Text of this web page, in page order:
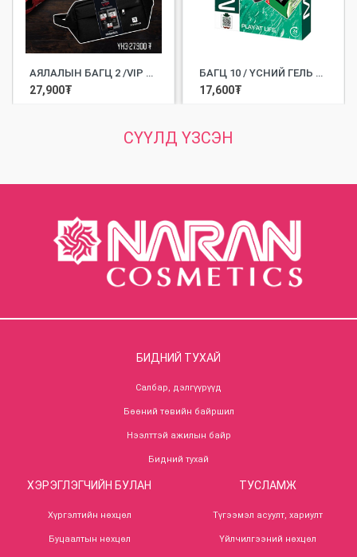
АЯЛАЛЫН БАГЦ 2 /VIP ШАМПУНЬ 180МЛ + VIP БИЕИЙН ШИНГЭН САВАН 180ГР+VIP ХӨЛС ДАРАГЧ 50МЛ/
27,900₮
БАГЦ 10 / ҮСНИЙ ГЕЛЬ 150МЛ + ХАТУУ САВАН 90ГР/
17,600₮
СҮҮЛД ҮЗСЭН
БИДНИЙ ТУХАЙ
Салбар, дэлгүүрүүд
Бөөний төвийн байршил
Нээлттэй ажилын байр
Бидний тухай
ХЭРЭГЛЭГЧИЙН БУЛАН
Хүргэлтийн нөхцөл
Буцаалтын нөхцөл
ТУСЛАМЖ
Түгээмэл асуулт, хариулт
Үйлчилгээний нөхцөл